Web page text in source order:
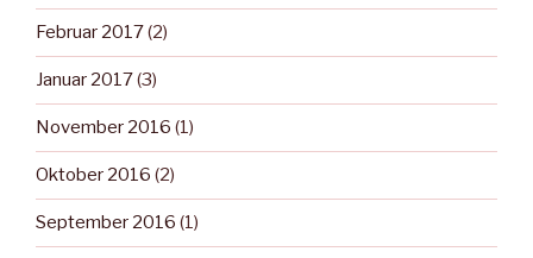
Februar 2017(2)
Januar 2017(3)
November 2016 (1)
Oktober 2016 (2)
September 2016 (1)